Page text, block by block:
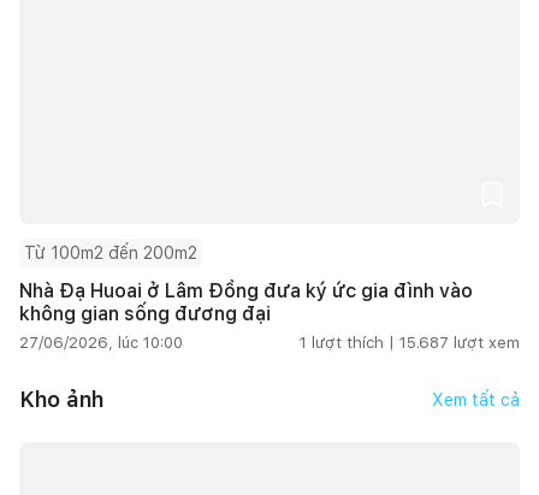
Từ 100m2 đến 200m2
Nhà Đạ Huoai ở Lâm Đồng đưa ký ức gia đình vào
không gian sống đương đại
27/06/2026, lúc 10:00 1 lượt thích | 15.687 lượt xem
Kho ảnh Xem tất cả